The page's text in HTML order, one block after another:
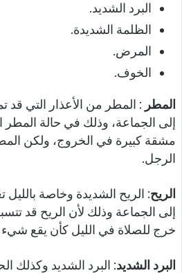
البرد الشديد.
الظلمة الشديدة.
المرض.
الخوف.
المطر : المطر من الأعذار التي قد
إلى الجماعة، وذلك في حالة المطر
مشقة كبيرة في الخروج، ولكن
الرجل.
الريح: الريح الشديدة وخاصة
إلى الجماعة وذلك لأن الريح قد
خرج للصلاة في الليل كأن يقع
البرد الشديد: البرد الشديد وكذلك